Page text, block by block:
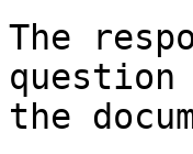
The
question
the